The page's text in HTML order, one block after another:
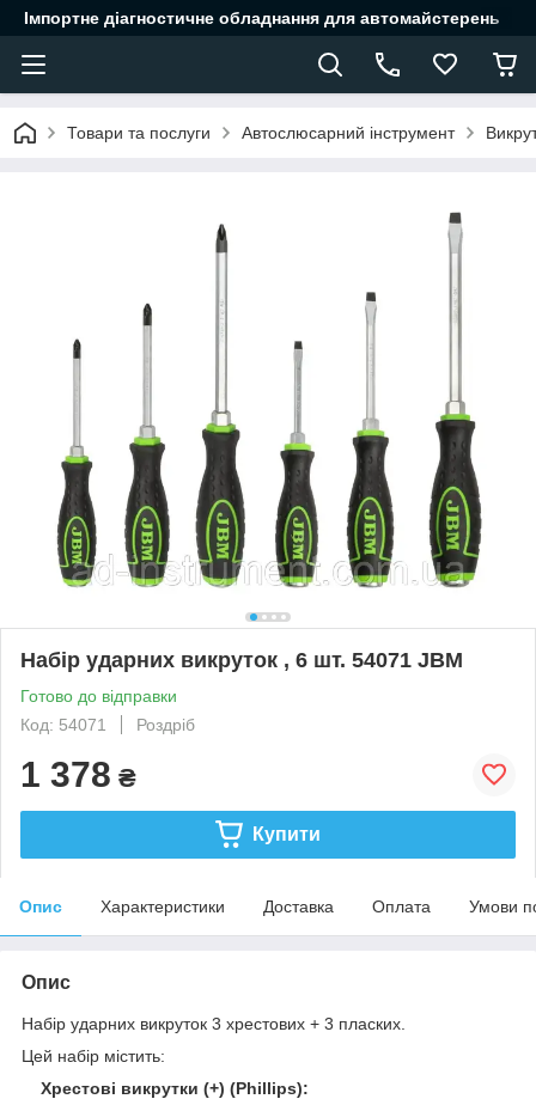
Імпортне діагностичне обладнання для автомайстерень
Товари та послуги Автослюсарний інструмент
Набір ударних викруток , 6 шт. 54071 JBM
Готово до відправки
Код: 54071
Роздріб
1 378 ₴
Купити
Опис Характеристики Доставка Оплата Умови
Опис
Набір ударних викруток 3 хрестових + 3 пласких.
Цей набір містить:
Хрестові викрутки (+) (Phillips):